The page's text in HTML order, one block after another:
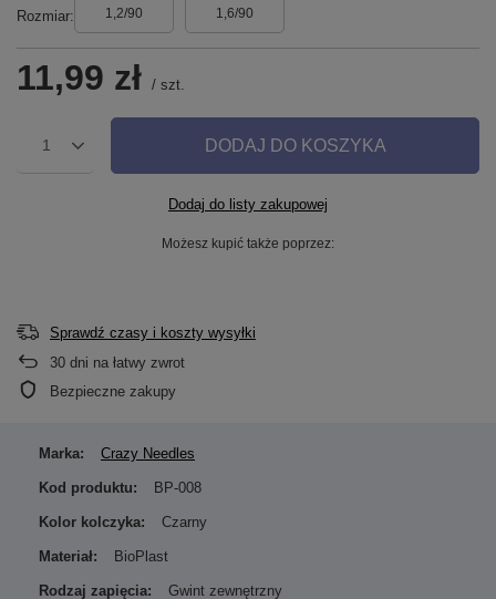
Rozmiar 1,2/90 1,6/90
11,99 zł / szt.
1 DODAJ DO KOSZYKA
Dodaj do listy zakupowej
Możesz kupić także poprzez:
Sprawdź czasy i koszty wysyłki
30 dni na łatwy zwrot
Bezpieczne zakupy
Marka: Crazy Needles
Kod produktu: BP-008
Kolor kolczyka: Czarny
Materiał: BioPlast
Rodzaj zapięcia: Gwint zewnętrzny